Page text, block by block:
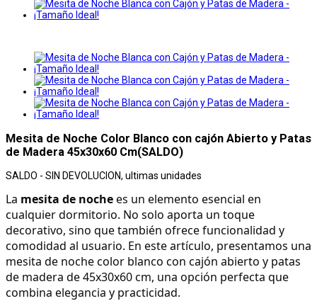
Mesita de Noche Color Blanco con cajón Abierto y Patas
de Madera 45x30x60 Cm(SALDO)
SALDO - SIN DEVOLUCION, ultimas unidades
La mesita de noche es un elemento esencial en
cualquier dormitorio. No solo aporta un toque
decorativo, sino que también ofrece funcionalidad y
comodidad al usuario. En este artículo, presentamos una
mesita de noche color blanco con cajón abierto y patas
de madera de 45x30x60 cm, una opción perfecta que
combina elegancia y practicidad.